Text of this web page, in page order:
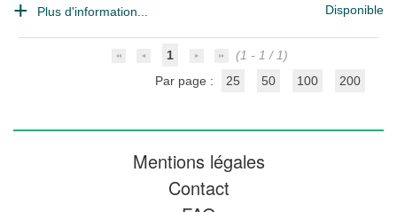
Plus d'information... Disponible
1
(1 - 1 / 1)
Par page :
25 50 100 200
Mentions légales
Contact